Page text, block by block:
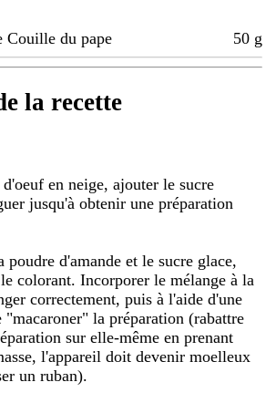
Couille du pape
50 g
la recette
en neige, ajouter le sucre
jusqu'à obtenir une préparation
d'amande et le sucre glace,
colorant. Incorporer le mélange à la
correctement, puis à l'aide d'une
"macaroner" la préparation (rabattre
sur elle-même en prenant
l'appareil doit devenir moelleux
un ruban).